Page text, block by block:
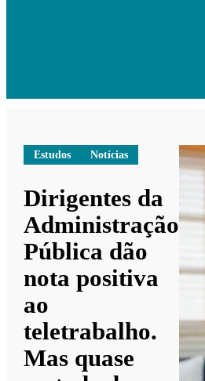
Estudos Notícias
Dirigentes da
Administração
Pública dão
nota positiva
ao
teletrabalho.
Mas quase